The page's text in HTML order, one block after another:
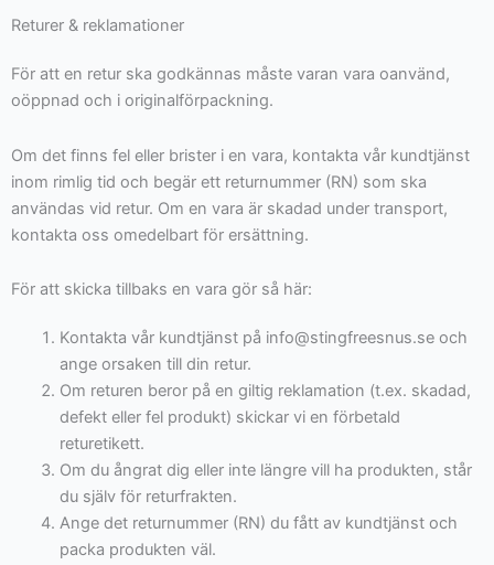
Returer & reklamationer
För att en retur ska godkännas måste varan vara oanvänd,
oöppnad och i originalförpackning.
Om det finns fel eller brister i en vara, kontakta vår kundtjänst
inom rimlig tid och begär ett returnummer (RN) som ska
användas vid retur. Om en vara är skadad under transport,
kontakta oss omedelbart för ersättning.
För att skicka tillbaks en vara gör så här:
Kontakta vår kundtjänst på info@stingfreesnus.se och
ange orsaken till din retur.
Om returen beror på en giltig reklamation (t.ex. skadad,
defekt eller fel produkt) skickar vi en förbetald
returetikett.
Om du ångrat dig eller inte längre vill ha produkten, står
du själv för returfrakten.
Ange det returnummer (RN) du fått av kundtjänst och
packa produkten väl.